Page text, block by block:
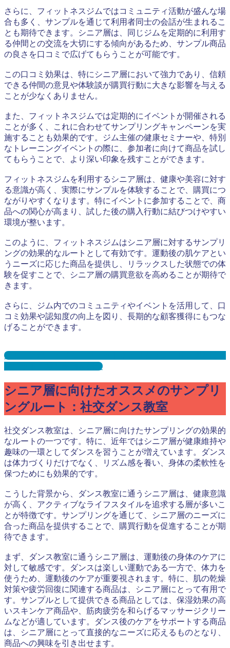
さらに、フィットネスジムではコミュニティ活動が盛んな場
合も多く、サンプルを通じて利用者同士の会話が生まれるこ
とも期待できます。シニア層は、同じジムを定期的に利用す
る仲間との交流を大切にする傾向があるため、サンプル商品
の良さを口コミで広げてもらうことが可能です。
この口コミ効果は、特にシニア層において強力であり、信頼
できる仲間の意見や体験談が購買行動に大きな影響を与える
ことが少なくありません。
また、フィットネスジムでは定期的にイベントが開催される
ことが多く、これに合わせてサンプリングキャンペーンを実
施することも効果的です。ジム主催の健康セミナーや、特別
なトレーニングイベントの際に、参加者に向けて商品を試し
てもらうことで、より深い印象を残すことができます。
フィットネスジムを利用するシニア層は、健康や美容に対す
る意識が高く、実際にサンプルを体験することで、購買につ
ながりやすくなります。特にイベントに参加することで、商
品への関心が高まり、試した後の購入行動に結びつけやすい
環境が整います。
このように、フィットネスジムはシニア層に対するサンプリ
ングの効果的なルートとして有効です。運動後の肌ケアとい
うニーズに応じた商品を提供し、リラックスした状態での体
験を促すことで、シニア層の購買意欲を高めることが期待で
きます。
さらに、ジム内でのコミュニティやイベントを活用して、口
コミ効果や認知度の向上を図り、長期的な顧客獲得にもつな
げることができます。
ジム・スポーツジム・フィットネスジムサンプリングとは？
メリット３選と事例を紹介
シニア層に向けたオススメのサンプリ
ングルート：社交ダンス教室
社交ダンス教室は、シニア層に向けたサンプリングの効果的
なルートの一つです。特に、近年ではシニア層が健康維持や
趣味の一環としてダンスを習うことが増えています。ダンス
は体力づくりだけでなく、リズム感を養い、身体の柔軟性を
保つためにも効果的です。
こうした背景から、ダンス教室に通うシニア層は、健康意識
が高く、アクティブなライフスタイルを追求する層が多いこ
とが特徴です。サンプリングを通じて、シニア層のニーズに
合った商品を提供することで、購買行動を促進することが期
待できます。
まず、ダンス教室に通うシニア層は、運動後の身体のケアに
対して敏感です。ダンスは楽しい運動である一方で、体力を
使うため、運動後のケアが重要視されます。特に、肌の乾燥
対策や疲労回復に関連する商品は、シニア層にとって有用で
す。サンプルとして提供できる商品としては、保湿効果の高
いスキンケア商品や、筋肉疲労を和らげるマッサージクリー
ムなどが適しています。ダンス後のケアをサポートする商品
は、シニア層にとって直接的なニーズに応えるものとなり、
商品への興味を引き出せます。